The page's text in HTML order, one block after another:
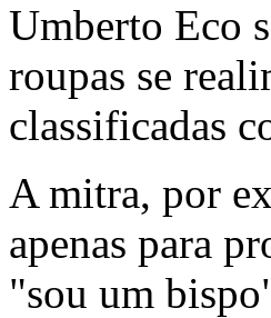
Umberto Eco
roupas se
classificadas
A mitra, por
apenas para
"sou um